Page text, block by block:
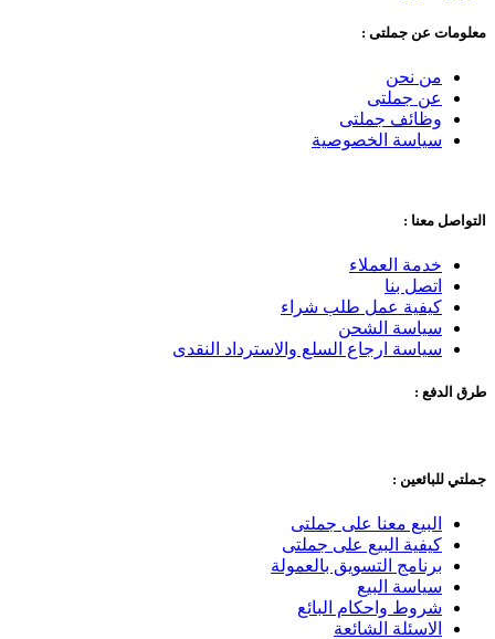
معلومات عن جملتى :
من نحن
عن جملتى
وظائف جملتى
سياسة الخصوصية
التواصل معنا :
خدمة العملاء
اتصل بنا
كيفية عمل طلب شراء
سياسة الشحن
سياسة ارجاع السلع والاسترداد النقدى
طرق الدفع :
جملتي للبائعين :
البيع معنا على جملتى
كيفية البيع على جملتى
برنامج التسويق بالعمولة
سياسة البيع
شروط واحكام البائع
الاسئلة الشائعة